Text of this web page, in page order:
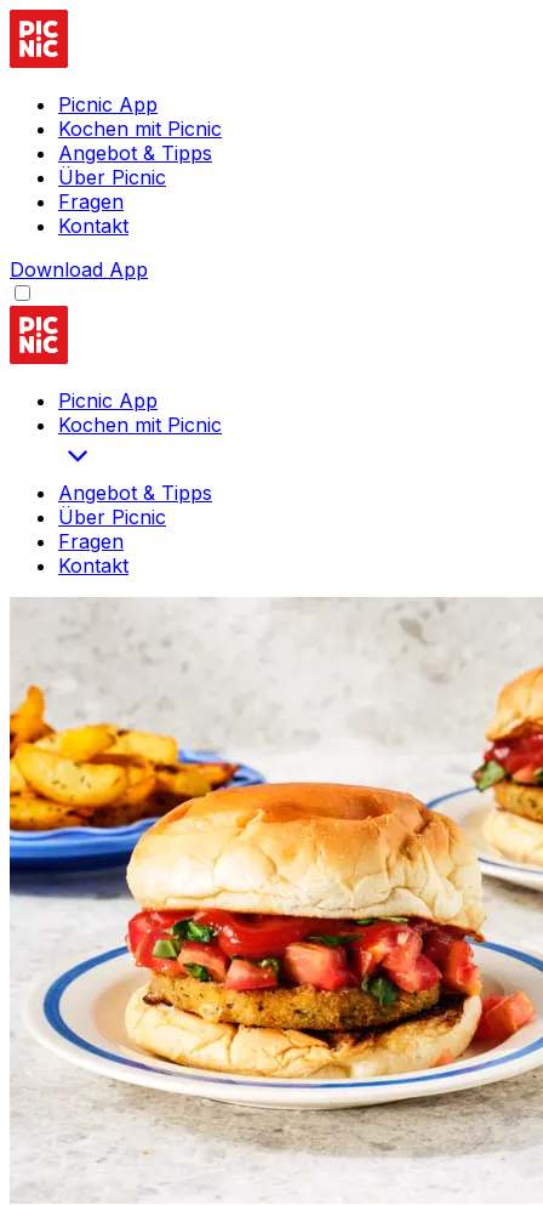
Picnic App
Kochen mit Picnic
Angebot & Tipps
Über Picnic
Fragen
Kontakt
Download App
Picnic App
Kochen mit Picnic
Angebot & Tipps
Über Picnic
Fragen
Kontakt